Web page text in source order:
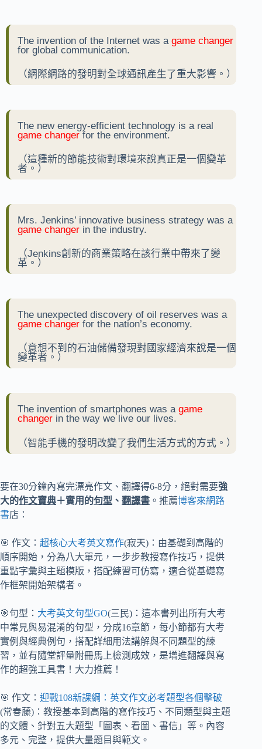
The invention of the Internet was a game changer
for global communication.
（網際網路的發明對全球通訊產生了重大影響。）
The new energy-efficient technology is a real
game changerfor the environment.
（這種新的節能技術對環境來說真正是一個變革
者。）
Mrs. Jenkins’ innovative business strategy was a
game changer in the industry.
（Jenkins創新的商業策略在該行業中帶來了變
革。）
The unexpected discovery of oil reserves was a
game changer for the nation’s economy.
（意想不到的石油儲備發現對國家經濟來說是一個
變革者。）
The invention of smartphones was a game
changer in the way we live our lives.
（智能手機的發明改變了我們生活方式的方式。）
要在30分鐘內寫完漂亮作文、翻譯得6-8分，絕對需要強
大的作文寶典＋實用的句型 、 翻譯書 。推薦博客來網路
書店：
🎯 作文： 超核心大考英文寫作(寂天)：由基礎到高階的
順序開始，分為八大單元，一步步教授寫作技巧，提供
重點字彙與主題模版，搭配練習可仿寫，適合從基礎寫
作框架開始架構者。
🎯句型： 大考英文句型GO(三民)：這本書列出所有大考
中常見與易混淆的句型，分成16章節，每小節都有大考
實例與經典例句，搭配詳細用法講解與不同題型的練
習，並有隨堂評量附冊馬上檢測成效，是增進翻譯與寫
作的超強工具書！大力推薦！
🎯 作文： 迎戰108新課綱：英文作文必考題型各個擊破
(常春藤)：教授基本到高階的寫作技巧、不同類型與主題
的文體、針對五大題型「圖表、看圖、書信」等。內容
多元、完整，提供大量題目與範文。